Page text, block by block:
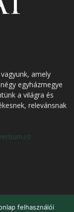
amely
egyházmegye
a világra és
relevánsnak
felhasználói